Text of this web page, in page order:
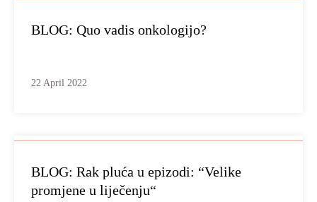
BLOG: Quo vadis onkologijo?
22 April 2022
BLOG: Rak pluća u epizodi: “Velike
promjene u liječenju“